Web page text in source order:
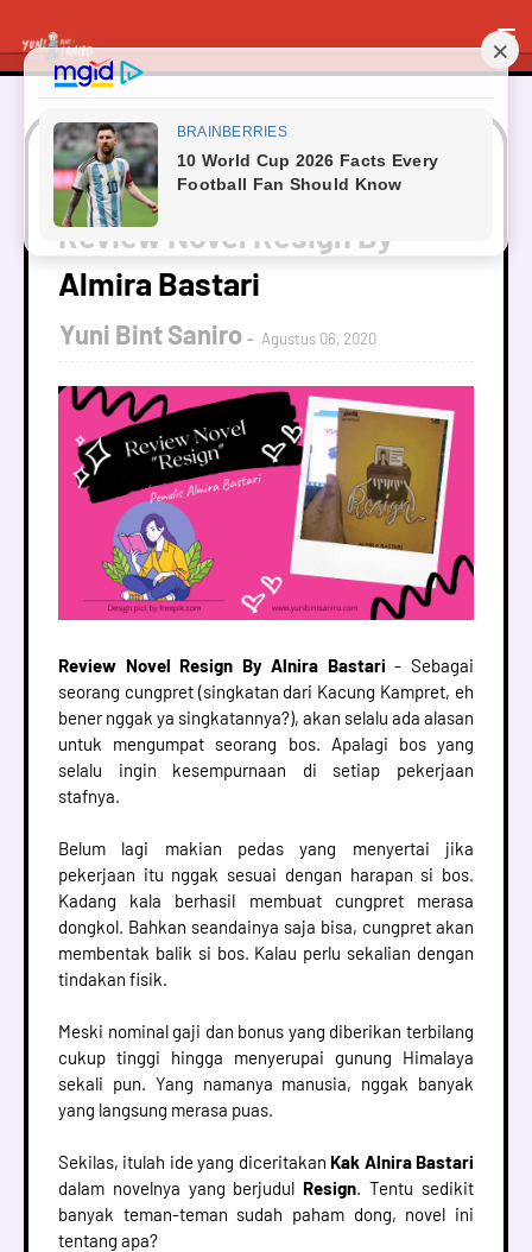
Beranda Review Novel
Review Novel Resign By
Almira Bastari
Review Novel Resign By
Almira Bastari
Yuni Bint Saniro Agustus 06, 2020
Review Novel Resign By Alnira Bastari - Sebagai
seorang cungpret (singkatan dari Kacung Kampret, eh
bener nggak ya singkatannya?), akan selalu ada alasan
untuk mengumpat seorang bos. Apalagi bos yang
selalu ingin kesempurnaan di setiap pekerjaan
stafnya.
Belum lagi makian pedas yang menyertai jika
pekerjaan itu nggak sesuai dengan harapan si bos.
Kadang kala berhasil membuat cungpret merasa
dongkol. Bahkan seandainya saja bisa, cungpret akan
membentak balik si bos. Kalau perlu sekalian dengan
tindakan fisik.
Meski nominal gaji dan bonus yang diberikan terbilang
cukup tinggi hingga menyerupai gunung Himalaya
sekali pun. Yang namanya manusia, nggak banyak
yang langsung merasa puas.
Sekilas, itulah ide yang diceritakan Kak Alnira Bastari
dalam novelnya yang berjudul Resign. Tentu sedikit
banyak teman-teman sudah paham dong, novel ini
tentang apa?